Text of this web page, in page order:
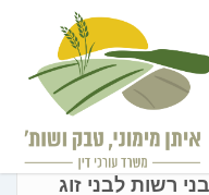
רשות לבני זוג